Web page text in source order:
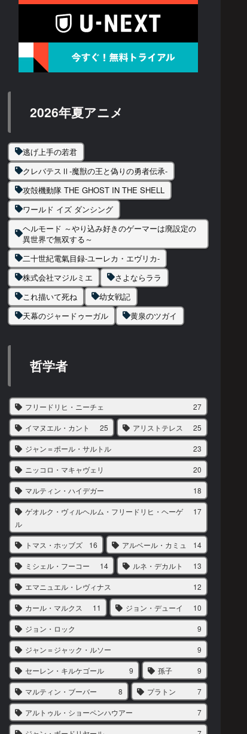
2026年夏アニメ
逃げ上手の若君
クレバテスⅡ-魔獣の王と偽りの勇者伝承-
攻殻機動隊 THE GHOST IN THE SHELL
ワールド イズ ダンシング
ヘルモード ～やり込み好きのゲーマーは廃設定の
異世界で無双する～
二十世紀電氣目録-ユーレカ・エヴリカ-
株式会社マジルミエ
さよならララ
これ描いて死ね
幼女戦記
天幕のジャードゥーガル
黄泉のツガイ
哲学者
フリードリヒ・ニーチェ 27
イマヌエル・カント 25 アリストテレス 25
ジャン＝ポール・サルトル 23
ニッコロ・マキャヴェリ 20
マルティン・ハイデガー 18
ゲオルク・ヴィルヘルム・フリードリヒ・ヘーゲ
ル
17
トマス・ホッブズ 16 アルベール・カミュ 14
ミシェル・フーコー 14 ルネ・デカルト 13
エマニュエル・レヴィナス 12
カール・マルクス 11 ジョン・デューイ 10
ジョン・ロック 9
ジャン＝ジャック・ルソー 9
セーレン・キルケゴール 9 孫子 9
マルティン・ブーバー 8 プラトン 7
アルトゥル・ショーペンハウアー 7